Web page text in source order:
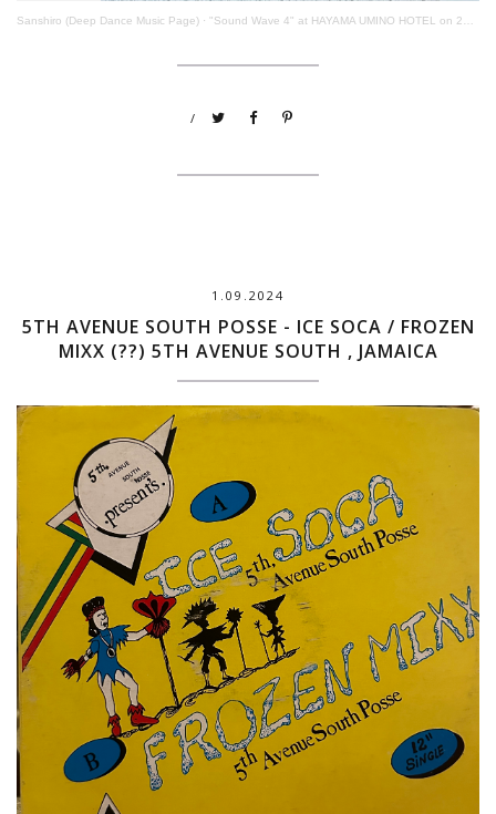
Sanshiro (Deep Dance Music Page) · "Sound Wave 4" at HAYAMA UMINO HOTEL on 20th Jan. 2024
/
1.09.2024
5TH AVENUE SOUTH POSSE - ICE SOCA / FROZEN
MIXX (??) 5TH AVENUE SOUTH , JAMAICA